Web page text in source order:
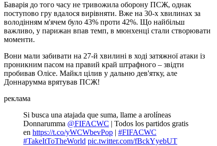
Баварія до того часу не тривожила оборону ПСЖ, однак
поступово гру вдалося вирівняти. Вже на 30-х хвилинах за
володінням м'ячем було 43% проти 42%. Що найбільш
важливо, у парижан впав темп, в мюнхенці стали створювати
моменти.
Вони мали забивати на 27-й хвилині в ході затяжної атаки із
проникним пасом на правий край штрафного – звідти
пробивав Олісе. Майкл цілив у дальню дев'ятку, але
Доннарумма врятував ПСЖ!
реклама
Si busca una atajada que suma, llame a arolíneas
Donnarumma ️ @FIFACWC | Todos los partidos gratis
en https://t.co/yWCWbevPop | #FIFACWC
#TakeItToTheWorld pic.twitter.com/fBckYyebUT